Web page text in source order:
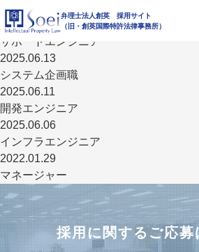
弁理士法人創英 採用サイト
（旧・創英国際特許法律事務所）
創英について
採用情報
インタビュー
就業環境
NEWS
2025.06.13
サポートエンジニア
2025.06.13
システム企画職
2025.06.11
開発エンジニア
2025.06.06
インフラエンジニア
2022.01.29
マネージャー
採用に関するご応募